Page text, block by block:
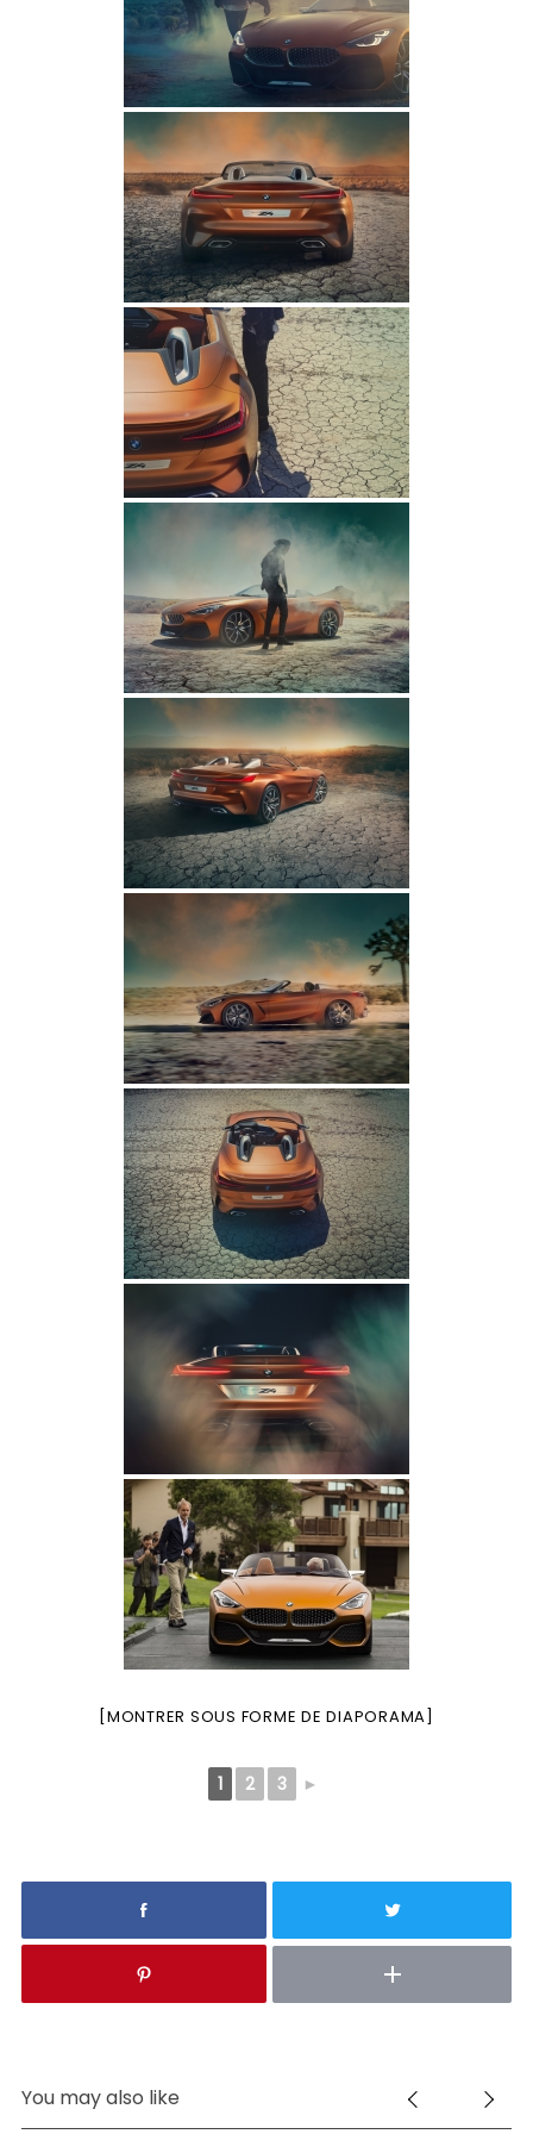
[MONTRER SOUS FORME DE DIAPORAMA]
1 2 3 ►
You may also like